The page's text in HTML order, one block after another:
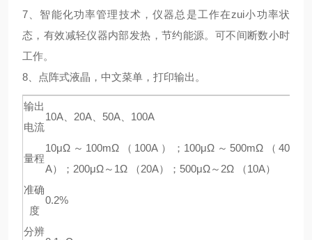
7、智能化功率管理技术，仪器总是工作在zui小功率状
态，有效减轻仪器内部发热，节约能源。可不间断数小时
工作。
8、点阵式液晶，中文菜单，打印输出。
输出
电流
10A、20A、50A、100A
量程
10μΩ～100mΩ（100A）；100μΩ～500mΩ（40
A）；200μΩ～1Ω （20A）；500μΩ～2Ω （10A）
准确
度
0.2%
分辨